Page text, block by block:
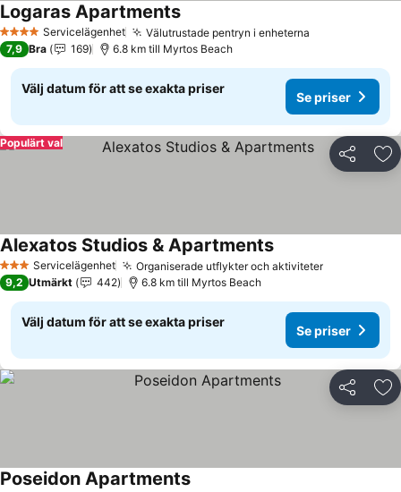
4 StjärnorServicelägenhet Välutrustade pentryn i enheterna
Logaras ApartmentsSe priser
7,9 Bra 169 6.8 km till Myrtos Beach
Välj datum för att se exakta priser
Se priser
Dela
Populärt val
3 StjärnorServicelägenhet Organiserade utflykter och aktiviteterSe priser
Alexatos Studios & ApartmentsSe priser
9,2 Utmärkt 442 6.8 km till Myrtos Beach
Välj datum för att se exakta priser
Se priser
Dela
Poseidon Apartments